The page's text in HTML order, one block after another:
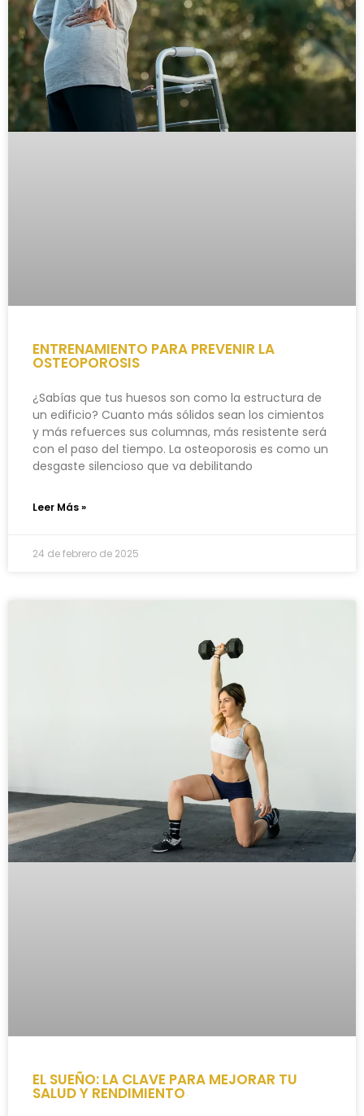
ENTRENAMIENTO PARA PREVENIR LA
OSTEOPOROSIS
¿Sabías que tus huesos son como la estructura de
un edificio? Cuanto más sólidos sean los cimientos
y más refuerces sus columnas, más resistente será
con el paso del tiempo. La osteoporosis es como un
desgaste silencioso que va debilitando
Leer Más »
24 de febrero de 2025
EL SUEÑO: LA CLAVE PARA MEJORAR TU
SALUD Y RENDIMIENTO